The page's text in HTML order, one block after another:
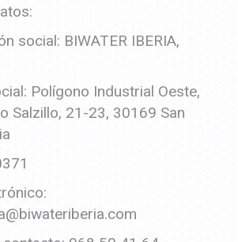
social: BIWATER IBERIA,
Polígono Industrial Oeste,
Salzillo, 21-23, 30169 San